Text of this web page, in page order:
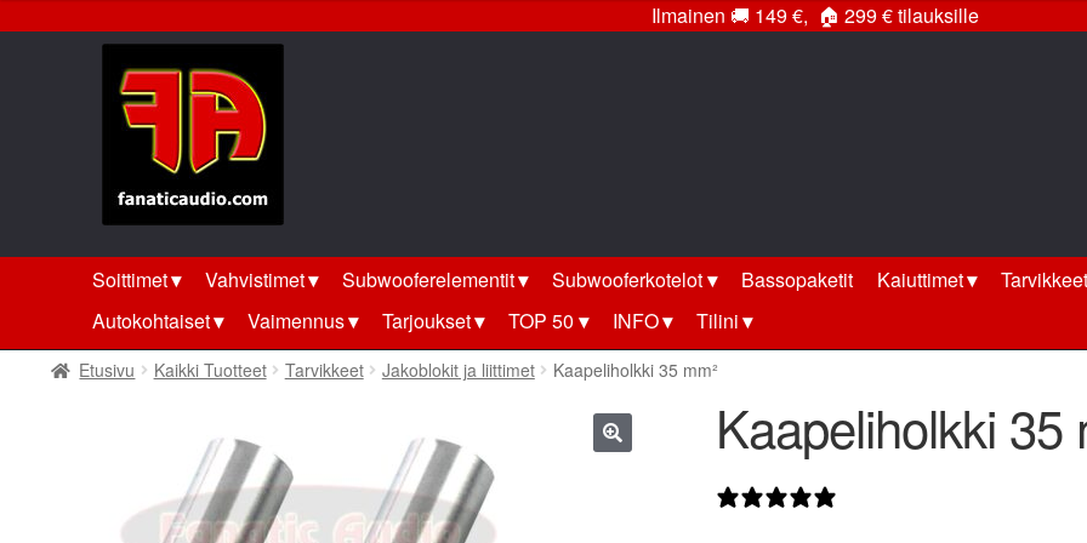
Ilmainen 🚚 149 €, 🏠 299 € tilauksille
navigointiin
sisältöön
Soittimet Vahvistimet Subwooferelementit Subwooferkotelot Bassopaketit Kaiuttimet
Tarvikkeet
Autokohtaiset
Vaimennus Tarjoukset TOP 50 INFO Tilini
Etusivu Kaikki Tuotteet Tarvikkeet Jakoblokit ja liittimet Kaapeliholkki 35 mm²
Kaapeliholkki 35